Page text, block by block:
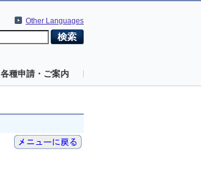
Other Languages
各種申請・ご案内